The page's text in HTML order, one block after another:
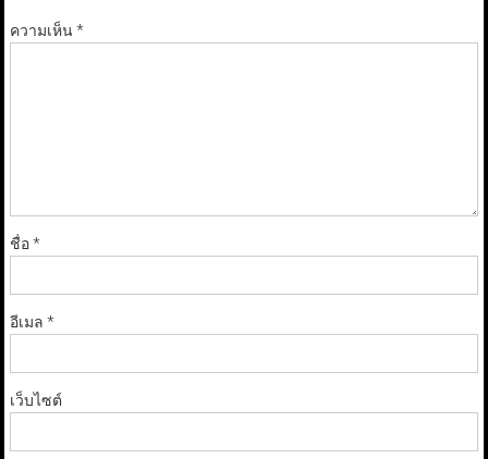
ความเห็น*
ชื่อ*
อีเมล *
เว็บไซต์